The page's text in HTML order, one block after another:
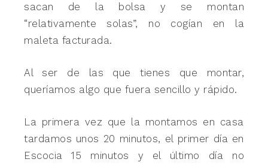
sacan de la bolsa y se montan
“relativamente solas”, no cogían en la
maleta facturada.
Al ser de las que tienes que montar,
queríamos algo que fuera sencillo y rápido.
La primera vez que la montamos en casa
tardamos unos 20 minutos, el primer día en
Escocia 15 minutos y el último día no